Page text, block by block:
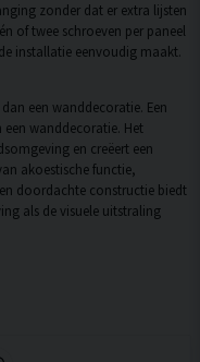
zonder dat er extra lijsten
of twee schroeven per paneel
installatie eenvoudig maakt.
een wanddecoratie. Een
een wanddecoratie. Het
en creëert een
akoestische functie,
doordachte constructie biedt
als de visuele uitstraling